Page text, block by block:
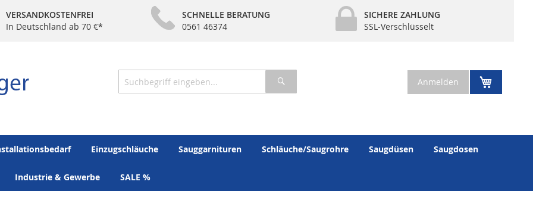
VERSANDKOSTENFREI
In Deutschland ab 70 €*
SCHNELLE BERATUNG
0561 46374
SICHERE ZAHLUNG
SSL-Verschlüsselt
Anmelden
Suche
Einzugschläuche Sauggarnituren Schläuche/Saugrohre Saugdüsen Saugdosen
Industrie & Gewerbe SALE %